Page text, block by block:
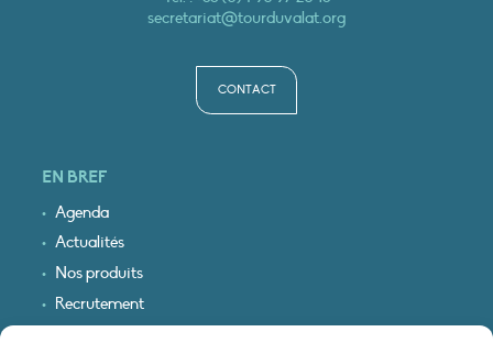
secretariat@tourduvalat.org
CONTACT
EN BREF
Agenda
Actualités
Nos produits
Recrutement